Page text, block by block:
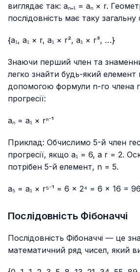
виглядає так: aₙ₊₁ = aₙ × r.
послідовність має таку загальну
{a₁, a₁ × r, a₁ × r², a₁ × r³, …}
Знаючи перший член та
легко знайти будь-який елемент
допомогою формули n-го члена
прогресії:
aₙ = a₁ × rⁿ⁻¹
Приклад: Обчислимо 5-й член
прогресії, якщо a₁ = 6, а r = 2.
потрібен 5-й елемент, n = 5.
a₅ = a₁ × r⁵⁻¹ = 6 × 2⁴ = 6 × 16 = 96
Послідовність Фібоначчі
Послідовність Фібоначчі — це
математичний ряд чисел, який